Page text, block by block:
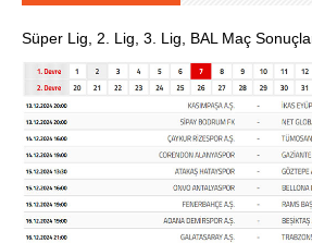
Süper Lig, 2. Lig, 3. Lig, BAL Maç